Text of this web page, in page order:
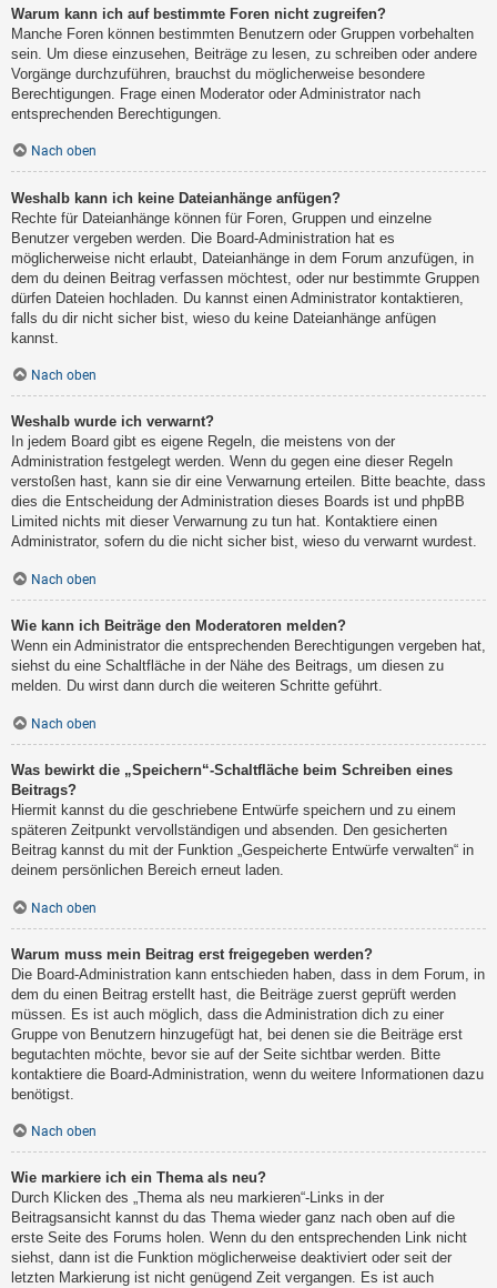
Warum kann ich auf bestimmte Foren nicht zugreifen?
Manche Foren können bestimmten Benutzern oder Gruppen vorbehalten
sein. Um diese einzusehen, Beiträge zu lesen, zu schreiben oder andere
Vorgänge durchzuführen, brauchst du möglicherweise besondere
Berechtigungen. Frage einen Moderator oder Administrator nach
entsprechenden Berechtigungen.
Nach oben
Weshalb kann ich keine Dateianhänge anfügen?
Rechte für Dateianhänge können für Foren, Gruppen und einzelne
Benutzer vergeben werden. Die Board-Administration hat es
möglicherweise nicht erlaubt, Dateianhänge in dem Forum anzufügen, in
dem du deinen Beitrag verfassen möchtest, oder nur bestimmte Gruppen
dürfen Dateien hochladen. Du kannst einen Administrator kontaktieren,
falls du dir nicht sicher bist, wieso du keine Dateianhänge anfügen
kannst.
Nach oben
Weshalb wurde ich verwarnt?
In jedem Board gibt es eigene Regeln, die meistens von der
Administration festgelegt werden. Wenn du gegen eine dieser Regeln
verstoßen hast, kann sie dir eine Verwarnung erteilen. Bitte beachte, dass
dies die Entscheidung der Administration dieses Boards ist und phpBB
Limited nichts mit dieser Verwarnung zu tun hat. Kontaktiere einen
Administrator, sofern du die nicht sicher bist, wieso du verwarnt wurdest.
Nach oben
Wie kann ich Beiträge den Moderatoren melden?
Wenn ein Administrator die entsprechenden Berechtigungen vergeben hat,
siehst du eine Schaltfläche in der Nähe des Beitrags, um diesen zu
melden. Du wirst dann durch die weiteren Schritte geführt.
Nach oben
Was bewirkt die „Speichern“-Schaltfläche beim Schreiben eines
Beitrags?
Hiermit kannst du die geschriebene Entwürfe speichern und zu einem
späteren Zeitpunkt vervollständigen und absenden. Den gesicherten
Beitrag kannst du mit der Funktion „Gespeicherte Entwürfe verwalten“ in
deinem persönlichen Bereich erneut laden.
Nach oben
Warum muss mein Beitrag erst freigegeben werden?
Die Board-Administration kann entschieden haben, dass in dem Forum, in
dem du einen Beitrag erstellt hast, die Beiträge zuerst geprüft werden
müssen. Es ist auch möglich, dass die Administration dich zu einer
Gruppe von Benutzern hinzugefügt hat, bei denen sie die Beiträge erst
begutachten möchte, bevor sie auf der Seite sichtbar werden. Bitte
kontaktiere die Board-Administration, wenn du weitere Informationen dazu
benötigst.
Nach oben
Wie markiere ich ein Thema als neu?
Durch Klicken des „Thema als neu markieren“-Links in der
Beitragsansicht kannst du das Thema wieder ganz nach oben auf die
erste Seite des Forums holen. Wenn du den entsprechenden Link nicht
siehst, dann ist die Funktion möglicherweise deaktiviert oder seit der
letzten Markierung ist nicht genügend Zeit vergangen. Es ist auch